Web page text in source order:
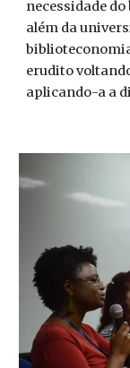
necessidade
além da
erudito
aplicando-a a